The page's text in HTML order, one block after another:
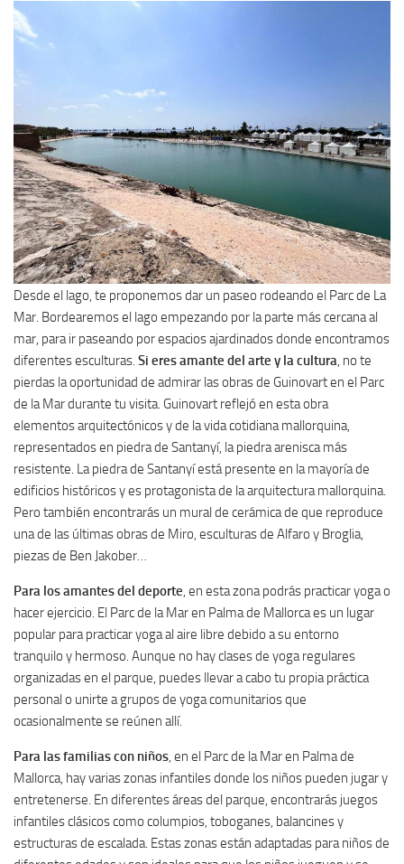
Desde el lago, te proponemos dar un paseo rodeando el Parc de La
Mar. Bordearemos el lago empezando por la parte más cercana al
mar, para ir paseando por espacios ajardinados donde encontramos
diferentes esculturas. Si eres amante del arte y la cultura , no te
pierdas la oportunidad de admirar las obras de Guinovart en el Parc
de la Mar durante tu visita. Guinovart reflejó en esta obra
elementos arquitectónicos y de la vida cotidiana mallorquina,
representados en piedra de Santanyí, la piedra arenisca más
resistente. La piedra de Santanyí está presente en la mayoría de
edificios históricos y es protagonista de la arquitectura mallorquina.
Pero también encontrarás un mural de cerámica de que reproduce
una de las últimas obras de Miro, esculturas de Alfaro y Broglia,
piezas de Ben Jakober…
Para los amantes del deporte , en esta zona podrás practicar yoga o
hacer ejercicio. El Parc de la Mar en Palma de Mallorca es un lugar
popular para practicar yoga al aire libre debido a su entorno
tranquilo y hermoso. Aunque no hay clases de yoga regulares
organizadas en el parque, puedes llevar a cabo tu propia práctica
personal o unirte a grupos de yoga comunitarios que
ocasionalmente se reúnen allí.
Para las familias con niños , en el Parc de la Mar en Palma de
Mallorca, hay varias zonas infantiles donde los niños pueden jugar y
entretenerse. En diferentes áreas del parque, encontrarás juegos
infantiles clásicos como columpios, toboganes, balancines y
estructuras de escalada. Estas zonas están adaptadas para niños de